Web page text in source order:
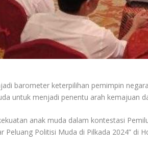
barometer keterpilihan pemimpin
untuk menjadi penentu arah kemajuan
anak muda dalam kontestasi
Peluang Politisi Muda di Pilkada 2024” di